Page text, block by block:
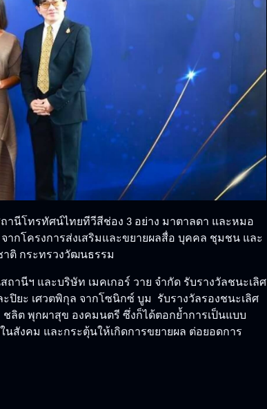
านีโทรทัศน์ไทยทีวีสีช่อง 3 อย่าง มาตาลดา และหมอ
อ จากโครงการส่งเสริมและขยายผลสื่อ บุคคล ชุมชน และ
ติ กระทรวงวัฒนธรรม
านีฯ และบริษัท เมคเกอร์ วาย จำกัด รับรางวัลชนะเลิศ
ยะ เศวตพิกุล จากโซนิกซ์ บูม รับรางวัลรองชนะเลิศ
ลิต พุกผาสุข องคมนตรี ซึ่งก็ได้ตอกย้ำการเป็นแบบ
สังคม และกระตุ้นให้เกิดการขยายผล ต่อยอดการ